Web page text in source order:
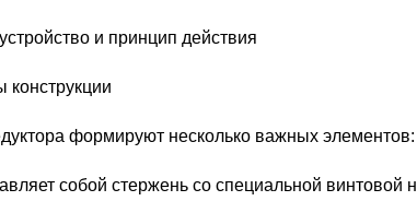
и принцип действия
формируют несколько важных элементов:
собой стержень со специальной